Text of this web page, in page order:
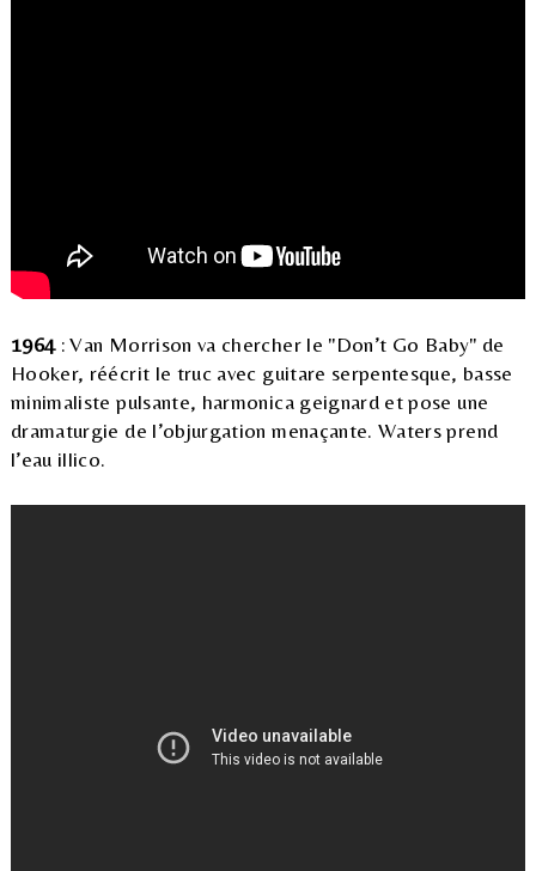
1964: Van Morrison va chercher le "Don’t Go Baby" de
Hooker, réécrit le truc avec guitare serpentesque, basse
minimaliste pulsante, harmonica geignard et pose une
dramaturgie de l’objurgation menaçante. Waters prend
l’eau illico.